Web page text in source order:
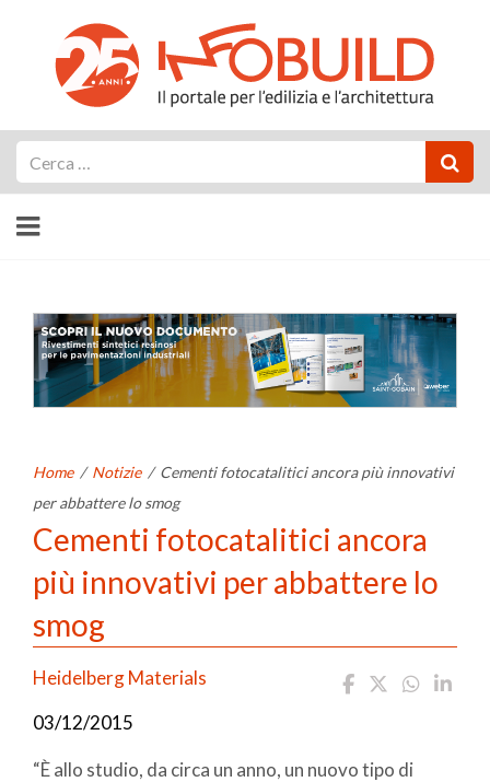
Home / Notizie / Cementi fotocatalitici ancora più innovativi
per abbattere lo smog
Cementi fotocatalitici ancora
più innovativi per abbattere lo
smog
Heidelberg Materials
03/12/2015
“È allo studio, da circa un anno, un nuovo tipo di